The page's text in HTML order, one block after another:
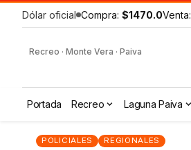
Dólar oficial Compra: $1470.0Venta:
Recreo · Monte Vera · Paiva
Portada Recreo Laguna Paiva
POLICIALES REGIONALES